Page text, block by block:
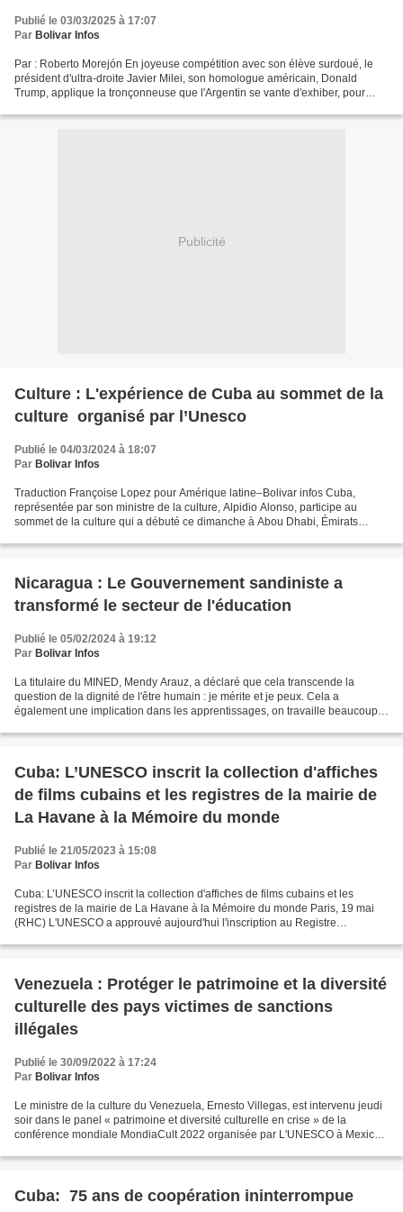
Publié le 03/03/2025 à 17:07
Par Bolivar Infos
Par : Roberto Morejón En joyeuse compétition avec son élève surdoué, le
président d'ultra-droite Javier Milei, son homologue américain, Donald
Trump, applique la tronçonneuse que l'Argentin se vante d'exhiber, pour
Publicité
Culture : L'expérience de Cuba au sommet de la
culture organisé par l’Unesco
Publié le 04/03/2024 à 18:07
Par Bolivar Infos
Traduction Françoise Lopez pour Amérique latine–Bolivar infos Cuba,
représentée par son ministre de la culture, Alpidio Alonso, participe au
sommet de la culture qui a débuté ce dimanche à Abou Dhabi, Émirats
Nicaragua : Le Gouvernement sandiniste a
transformé le secteur de l'éducation
Publié le 05/02/2024 à 19:12
Par Bolivar Infos
La titulaire du MINED, Mendy Arauz, a déclaré que cela transcende la
question de la dignité de l'être humain : je mérite et je peux. Cela a
également une implication dans les apprentissages, on travaille beaucoup
Cuba: L’UNESCO inscrit la collection d'affiches
de films cubains et les registres de la mairie de
La Havane à la Mémoire du monde
Publié le 21/05/2023 à 15:08
Par Bolivar Infos
Cuba: L’UNESCO inscrit la collection d'affiches de films cubains et les
registres de la mairie de La Havane à la Mémoire du monde Paris, 19 mai
(RHC) L'UNESCO a approuvé aujourd'hui l'inscription au Registre
Venezuela : Protéger le patrimoine et la diversité
culturelle des pays victimes de sanctions
illégales
Publié le 30/09/2022 à 17:24
Par Bolivar Infos
Le ministre de la culture du Venezuela, Ernesto Villegas, est intervenu jeudi
soir dans le panel « patrimoine et diversité culturelle en crise » de la
conférence mondiale MondiaCult 2022 organisée par L'UNESCO à Mexico
Cuba: 75 ans de coopération ininterrompue